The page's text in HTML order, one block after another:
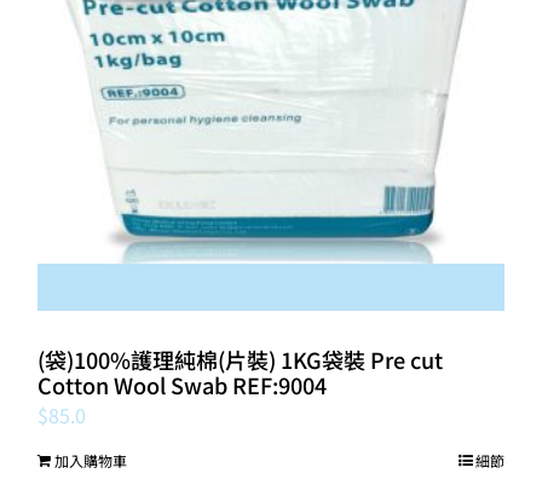
(袋)100%護理純棉(片裝) 1KG袋裝 Pre cut
Cotton Wool Swab REF:9004
$85.0
加入購物車 細節